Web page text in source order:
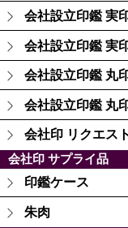
会社設立印鑑 実
会社設立印鑑 実
会社設立印鑑 丸
会社設立印鑑 丸
会社印 リクエス
会社印 サプライ品
印鑑ケース
朱肉